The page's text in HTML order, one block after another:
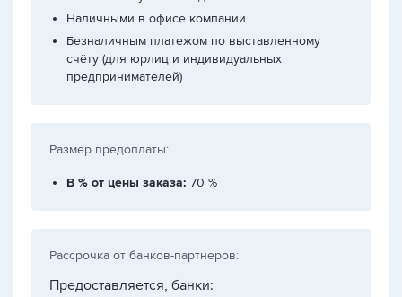
Наличными в офисе компании
Безналичным платежом по выставленному
счёту (для юрлиц и индивидуальных
предпринимателей)
Размер предоплаты:
В % от цены заказа: 70 %
Рассрочка от банков-партнеров:
Предоставляется, банки: